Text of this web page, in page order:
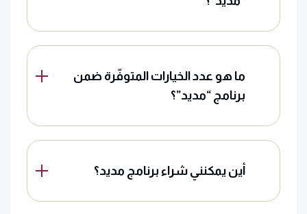
ما هو عدد الخيارات المتوفّرة ضمن
برنامج “مديد”؟
أين يمكنني شراء برنامج مديد؟